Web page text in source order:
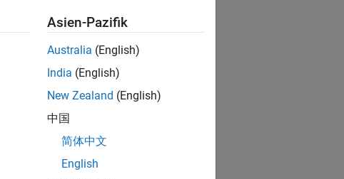
Asien-Pazifik
Australia (English)
India (English)
New Zealand (English)
中国
简体中文
English